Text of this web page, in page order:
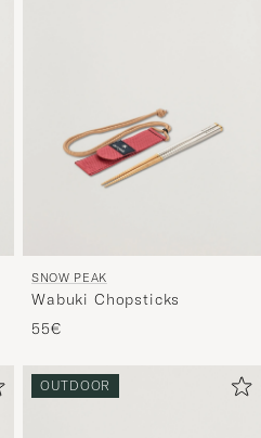
SNOW PEAK
Wabuki Chopsticks
55€
OUTDOOR